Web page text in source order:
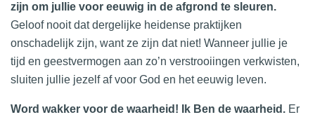
zijn om jullie voor eeuwig in de afgrond te sleuren.
Geloof nooit dat dergelijke heidense praktijken
onschadelijk zijn, want ze zijn dat niet! Wanneer jullie je
tijd en geestvermogen aan zo’n verstrooiingen verkwisten,
sluiten jullie jezelf af voor God en het eeuwig leven.
Word wakker voor de waarheid! Ik Ben de waarheid. Er